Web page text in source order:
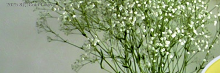
2025 8月|Coto.Lieto